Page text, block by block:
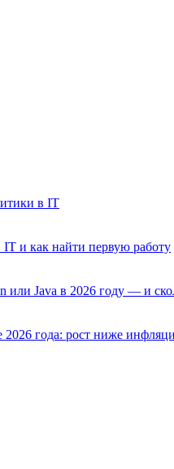
в IT
и как найти первую работу
или Java в 2026 году — и
2026 года: рост ниже